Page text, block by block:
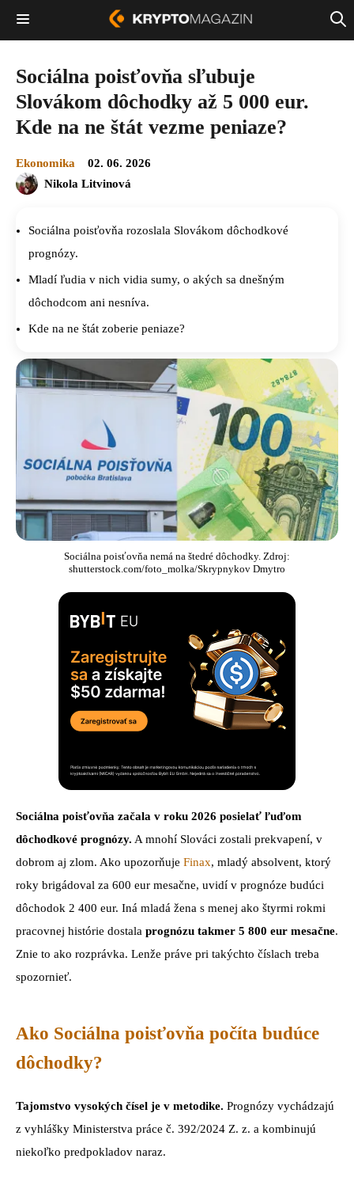
Sociálna poisťovňa sľubuje
Slovákom dôchodky až 5 000 eur.
Kde na ne štát vezme peniaze?
Ekonomika
02. 06. 2026
Nikola Litvinová
Sociálna poisťovňa rozoslala Slovákom dôchodkové
prognózy.
Mladí ľudia v nich vidia sumy, o akých sa dnešným
dôchodcom ani nesníva.
Kde na ne štát zoberie peniaze?
Sociálna poisťovňa nemá na štedré dôchodky. Zdroj:
shutterstock.com/foto_molka/Skrypnykov Dmytro
Sociálna poisťovňa začala v roku 2026 posielať ľuďom
dôchodkové prognózy. A mnohí Slováci zostali prekvapení, v
dobrom aj zlom. Ako upozorňuje Finax, mladý absolvent, ktorý
roky brigádoval za 600 eur mesačne, uvidí v prognóze budúci
dôchodok 2 400 eur. Iná mladá žena s menej ako štyrmi rokmi
pracovnej histórie dostala prognózu takmer 5 800 eur mesačne.
Znie to ako rozprávka. Lenže práve pri takýchto číslach treba
spozornieť.
Ako Sociálna poisťovňa počíta budúce
dôchodky?
Tajomstvo vysokých čísel je v metodike. Prognózy vychádzajú
z vyhlášky Ministerstva práce č. 392/2024 Z. z. a kombinujú
niekoľko predpokladov naraz.